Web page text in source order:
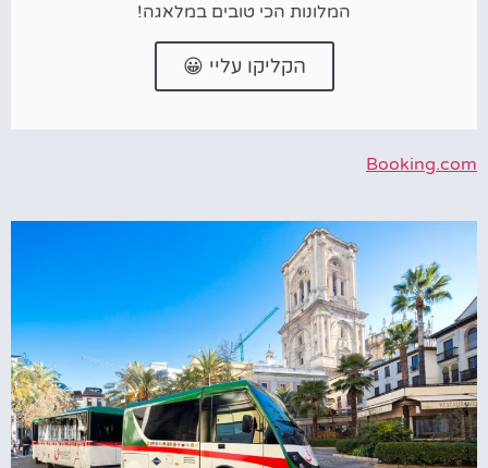
המלונות הכי טובים במלאגה!
הקליקו עליי 😀
Booking.com